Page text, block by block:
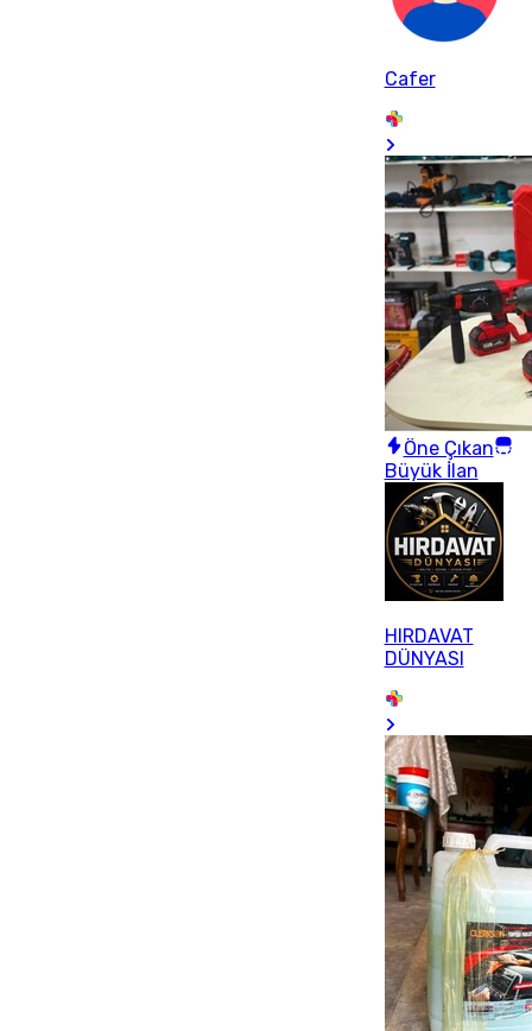
Cafer
Öne Çıkan
Büyük İlan
HIRDAVAT
DÜNYASI